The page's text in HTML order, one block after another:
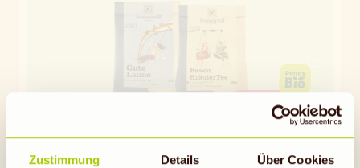
Zustimmung Details Über Cookies
15 %
NUR MIT APP
05.08.- 11.08.